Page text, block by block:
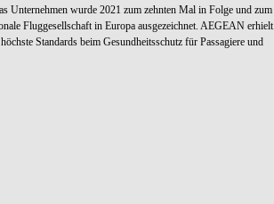
wurde 2021 zum zehnten Mal in Folge und zum
Fluggesellschaft in Europa ausgezeichnet. AEGEAN erhielt
Standards beim Gesundheitsschutz für Passagiere und